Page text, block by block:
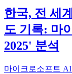
한국, 전 세
도 기록: 마
2025' 분석
마이크로소프트